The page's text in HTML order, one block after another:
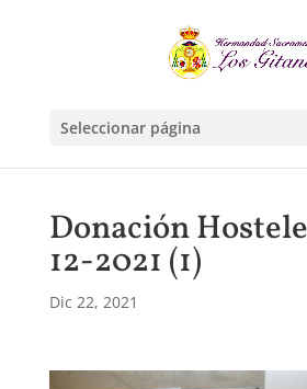
Seleccionar página
Donación
12-2021 (1)
Dic 22, 2021